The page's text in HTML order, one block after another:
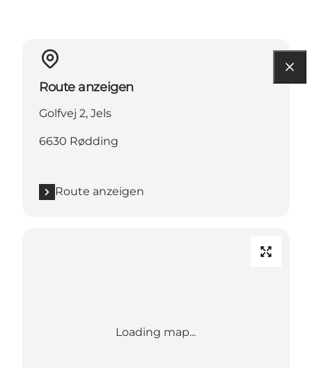
Route anzeigen
Golfvej 2, Jels
6630 Rødding
Route anzeigen
Loading map...